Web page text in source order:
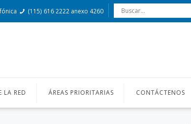
(115) 616 2222 anexo 4260
LA RED ÁREAS PRIORITARIAS CONTÁCTENOS